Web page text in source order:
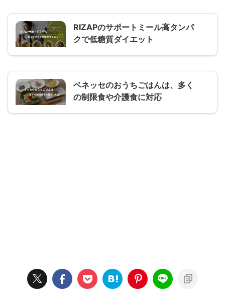
RIZAPのサポートミール高タンパ
クで低糖質ダイエット
ベネッセのおうちごはんは、多く
の制限食や介護食に対応